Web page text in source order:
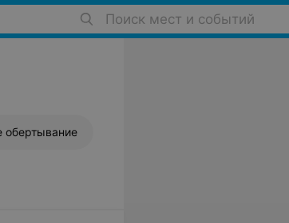
Поиск мест и событий
обертывание